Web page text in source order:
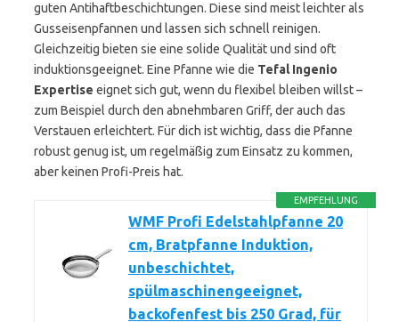
guten Antihaftbeschichtungen. Diese sind meist leichter als
Gusseisenpfannen und lassen sich schnell reinigen.
Gleichzeitig bieten sie eine solide Qualität und sind oft
induktionsgeeignet. Eine Pfanne wie die Tefal Ingenio
Expertise eignet sich gut, wenn du flexibel bleiben willst –
zum Beispiel durch den abnehmbaren Griff, der auch das
Verstauen erleichtert. Für dich ist wichtig, dass die Pfanne
robust genug ist, um regelmäßig zum Einsatz zu kommen,
aber keinen Profi-Preis hat.
EMPFEHLUNG
WMF Profi Edelstahlpfanne 20
cm, Bratpfanne Induktion,
unbeschichtet,
spülmaschinengeeignet,
backofenfest bis 250 Grad, für